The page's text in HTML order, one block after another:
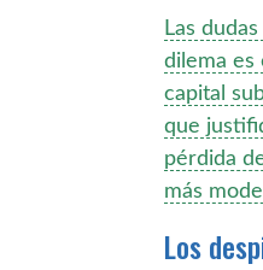
Las
dilema es
capital
que
pérdida
más
Los